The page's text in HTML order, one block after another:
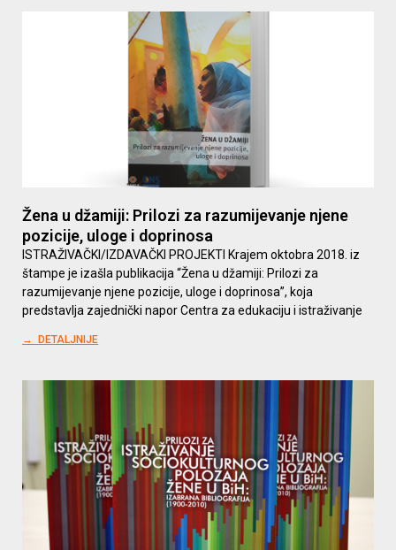
Žena u džamiji: Prilozi za razumijevanje njene
pozicije, uloge i doprinosa
ISTRAŽIVAČKI/IZDAVAČKI PROJEKTI Krajem oktobra 2018. iz
štampe je izašla publikacija “Žena u džamiji: Prilozi za
razumijevanje njene pozicije, uloge i doprinosa”, koja
predstavlja zajednički napor Centra za edukaciju i istraživanje
→ DETALJNIJE